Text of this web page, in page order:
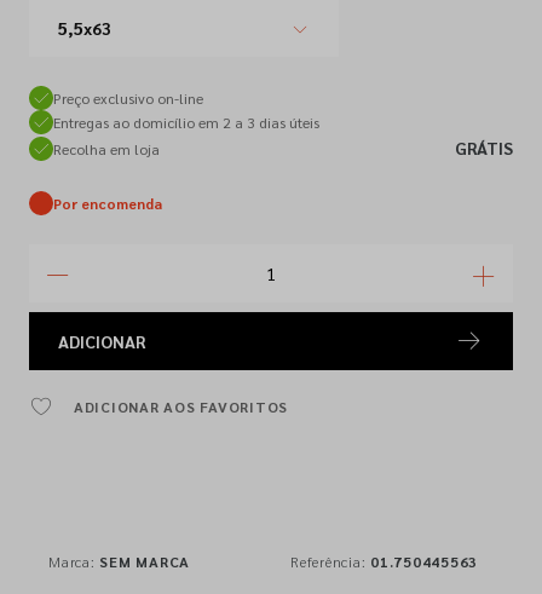
5,5x63
Preço exclusivo on-line
Entregas ao domicílio em 2 a 3 dias úteis
Recolha em loja
GRÁTIS
Por encomenda
ADICIONAR
ADICIONAR AOS FAVORITOS
Marca: SEM MARCA Referência: 01.750445563